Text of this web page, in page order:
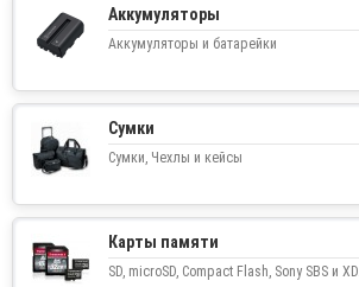
Аккумуляторы
Аккумуляторы и батарейки
Сумки
Сумки, Чехлы и кейсы
Карты памяти
SD, microSD, Compact Flash, Sony SBS и XD.